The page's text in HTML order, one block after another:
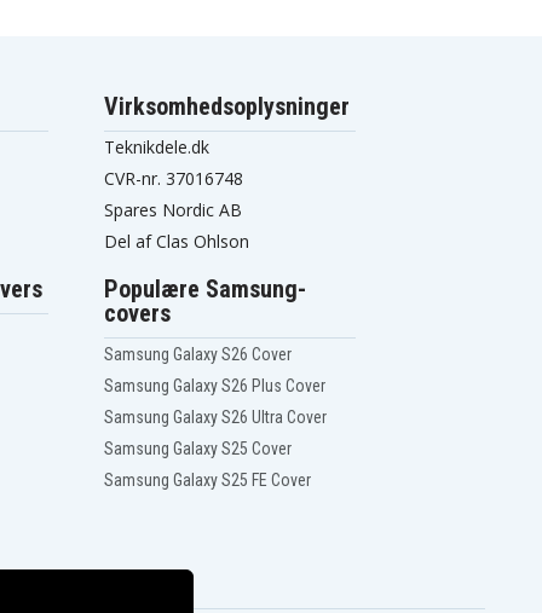
Virksomhedsoplysninger
Teknikdele.dk
CVR-nr. 37016748
Spares Nordic AB
Del af Clas Ohlson
Populære Samsung-
covers
Samsung Galaxy S26 Cover
Samsung Galaxy S26 Plus Cover
Samsung Galaxy S26 Ultra Cover
Samsung Galaxy S25 Cover
Samsung Galaxy S25 FE Cover